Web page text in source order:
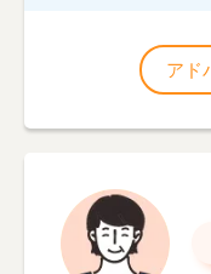
アド